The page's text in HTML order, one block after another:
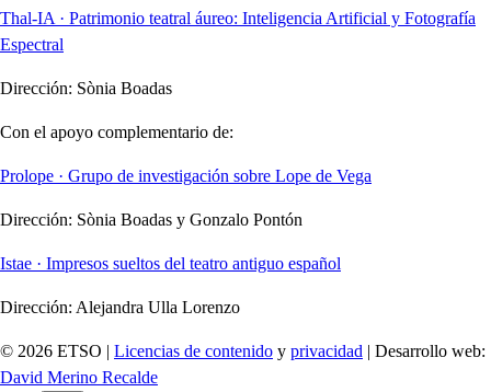
Thal-IA · Patrimonio teatral áureo: Inteligencia Artificial y Fotografía
Espectral
Dirección: Sònia Boadas
Con el apoyo complementario de:
Prolope · Grupo de investigación sobre Lope de Vega
Dirección: Sònia Boadas y Gonzalo Pontón
Istae · Impresos sueltos del teatro antiguo español
Dirección: Alejandra Ulla Lorenzo
© 2026 ETSO | Licencias de contenido y privacidad | Desarrollo web:
David Merino Recalde